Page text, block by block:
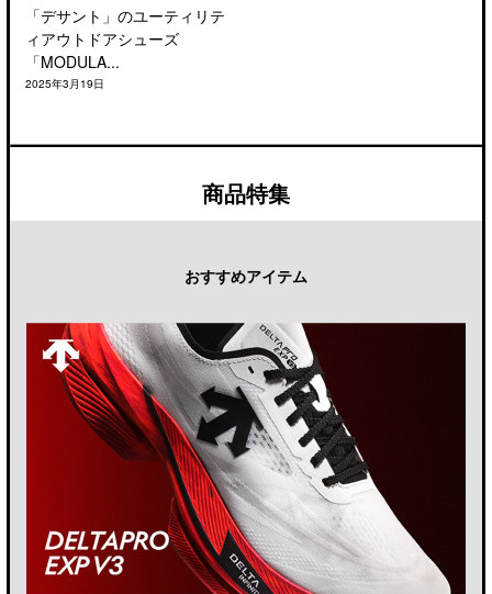
「デサント」のユーティリテ
ィアウトドアシューズ
「MODULA...
2025年3月19日
商品特集
おすすめアイテム